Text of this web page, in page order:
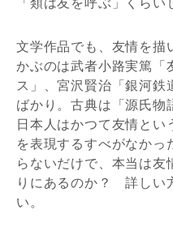
文学作品でも、友情を描
かぶのは武者小路実篤「
ス」、宮沢賢治「銀河鉄
ばかり。古典は「源氏物
日本人はかつて友情と
を表現するすべがなかっ
らないだけで、本当は友
りにあるのか？ 詳しい
い。